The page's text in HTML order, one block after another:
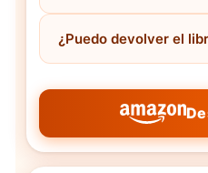
¿Puedo devolver el